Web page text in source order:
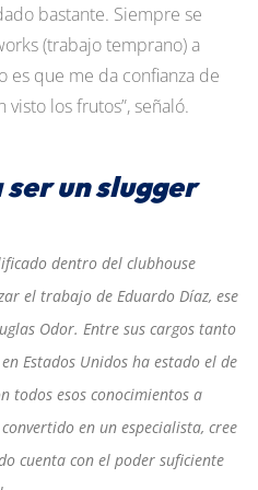
bastante. Siempre se
(trabajo temprano) a
es que me da confianza de
visto los frutos”, señaló.
ser un slugger
dentro del clubhouse
el trabajo de Eduardo Díaz, ese
Odor. Entre sus cargos tanto
Estados Unidos ha estado el de
todos esos conocimientos a
en un especialista, cree
cuenta con el poder suficiente